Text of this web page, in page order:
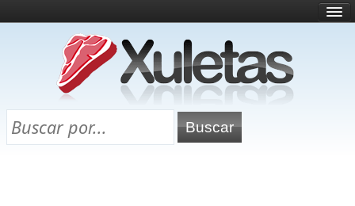
¿Qué es esto?
Directorio
Chuletas para exámenes